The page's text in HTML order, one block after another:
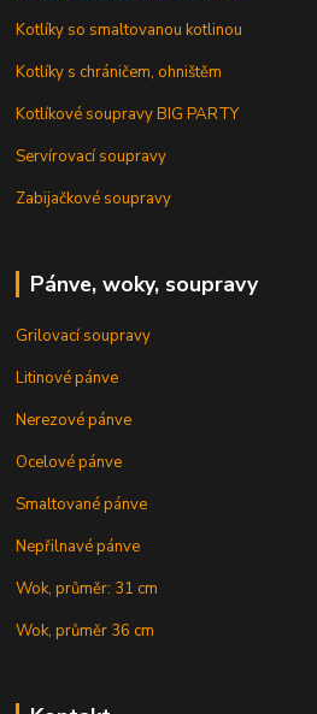
Kotlíky so smaltovanou kotlinou
Kotlíky s chráničem, ohništěm
Kotlíkové soupravy BIG PARTY
Servírovací soupravy
Zabijačkové soupravy
Pánve, woky, soupravy
Grilovací soupravy
Litinové pánve
Nerezové pánve
Ocelové pánve
Smaltované pánve
Nepřilnavé pánve
Wok, průměr: 31 cm
Wok, průměr 36 cm